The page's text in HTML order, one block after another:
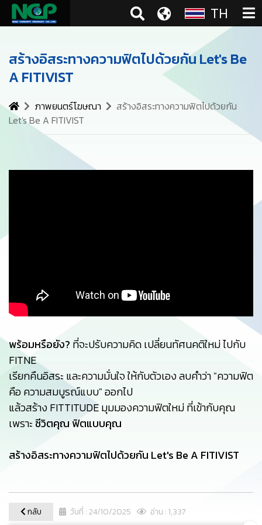
TH
สร้างอิสระทางความฟิตไปด้วยกัน Let's Be
A FITIVIST
ภาพยนตร์โฆษณา
สร้างอิสระทางความฟิตไปด้วยกัน
Let's Be A FITIVIST
พร้อมหรือยัง? ที่จะปรับความคิด เปลี่ยนทัศนคติใหม่ ไปกับ
FITNE
เรียกคืนอิสระ และความมั่นใจ ให้กับตัวเอง ลบคำว่า "ความฟิต
คือ ความสมบูรณ์แบบ" ออกไป
แล้วสร้าง FITTITUDE มุมมองความฟิตใหม่ ที่เข้ากับคุณ
เพราะชีวิตคุณ ฟิตแบบคุณ
สร้างอิสระทางความฟิตไปด้วยกัน Let's Be A FITIVIST
กลับ วันที่ : 24/10/2025 อ่าน : 1,337